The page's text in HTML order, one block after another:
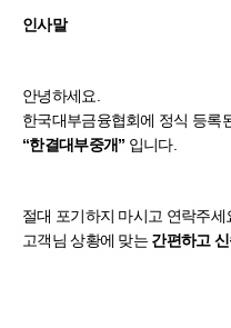
인사말
안녕하세요.
한국대부금융협회에 정식 등록
“한결대부중개” 입니다.
절대 포기하지 마시고 연락주세
고객님 상황에 맞는 간편하고